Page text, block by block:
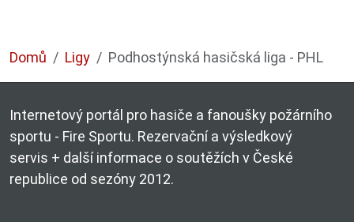
Domů Ligy Podhostýnská hasičská liga - PHL
Internetový portál pro hasiče a fanoušky požárního
sportu - Fire Sportu. Rezervační a výsledkový
servis + další informace o soutěžích v České
republice od sezóny 2012.